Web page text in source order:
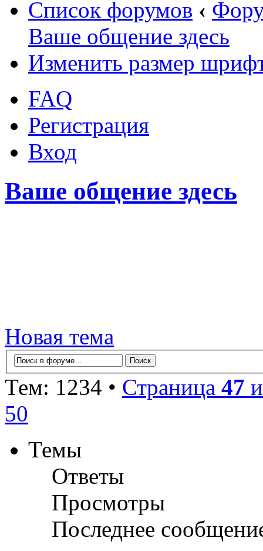
Список форумов ‹
Ваше общение здесь
Изменить размер
FAQ
Регистрация
Вход
Ваше общение здесь
Новая тема
Тем: 1234 • Страница 47
50
Темы
Ответы
Просмотры
Последнее